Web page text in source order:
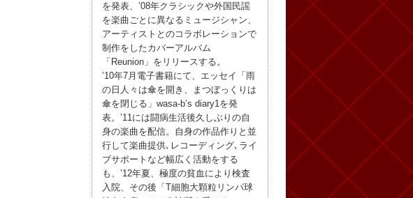
を発表、’08年クラシックや外国民謡
を楽曲ごとに異なるミュージシャン、
アーティストとのコラボレーションで
制作をしたカバーアルバム
「Reunion」をリリースする。
’10年7月電子書籍にて、エッセイ「雨
の日人々は傘を開き、まつぼっくりは
傘を閉じる」wasa-b’s diary1を発
表。’11には闘病生活後久しぶりの自
身の楽曲を配信。自身の作品作りと並
行して楽曲提供､レコーディング､ライ
ブサポートなど幅広く活動をする
も、’12年夏、極度の貧血により検査
入院、その後「T細胞大顆粒リンパ球